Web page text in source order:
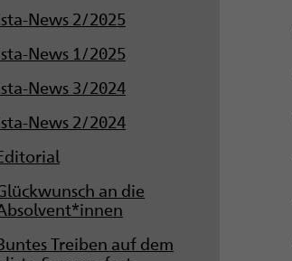
News 2/2025
News 1/2025
News 3/2024
News 2/2024
an die
Treiben auf dem